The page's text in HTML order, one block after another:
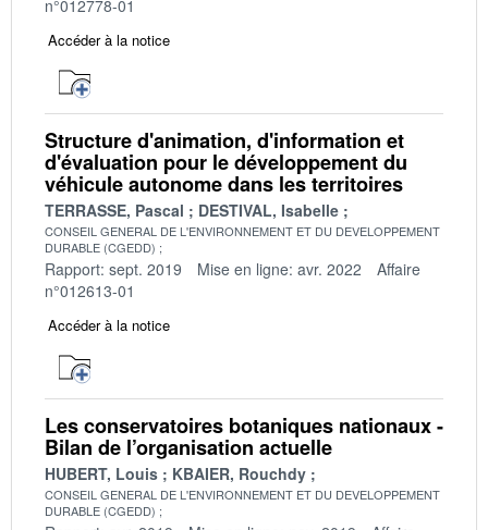
n°012778-01
Accéder à la notice
Structure d'animation, d'information et
d'évaluation pour le développement du
véhicule autonome dans les territoires
TERRASSE, Pascal DESTIVAL, Isabelle
CONSEIL GENERAL DE L'ENVIRONNEMENT ET DU DEVELOPPEMENT
DURABLE (CGEDD)
Rapport: sept. 2019 Mise en ligne: avr. 2022
Affaire
n°012613-01
Accéder à la notice
Les conservatoires botaniques nationaux -
Bilan de l’organisation actuelle
HUBERT, Louis KBAIER, Rouchdy
CONSEIL GENERAL DE L'ENVIRONNEMENT ET DU DEVELOPPEMENT
DURABLE (CGEDD)